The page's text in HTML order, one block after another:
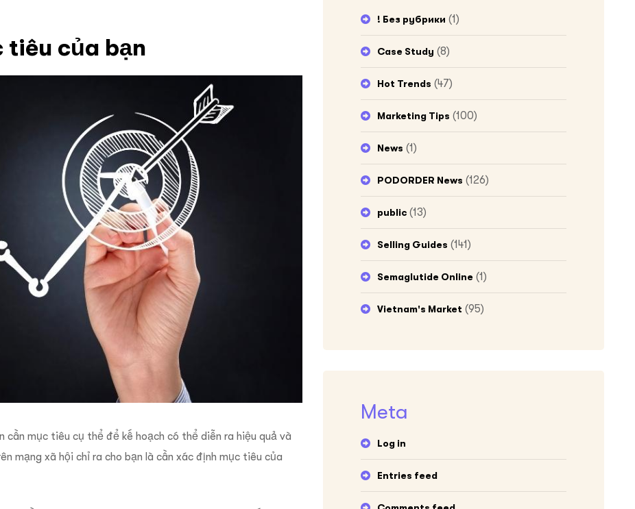
tiêu của bạn
mục tiêu cụ thể để kế hoạch có thể diễn ra hiệu quả và
mạng xã hội chỉ ra cho bạn là cần xác định mục tiêu của
! Без рубрики (1)
Case Study (8)
Hot Trends (47)
Marketing Tips (100)
News (1)
PODORDER News (126)
public (13)
Selling Guides (141)
Semaglutide Online (1)
Vietnam's Market (95)
Meta
Log in
Entries feed